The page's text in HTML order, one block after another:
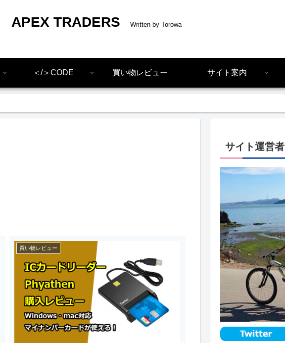
APEX TRADERS
＜/＞CODE 買い物レビュー サイト案内
買い物レビュー
サイト運営者